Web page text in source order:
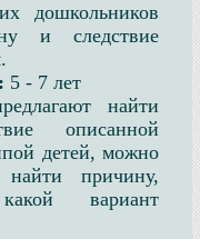
дошкольников
и следствие
5 - 7 лет
найти
описанной
детей, можно
причину,
вариант